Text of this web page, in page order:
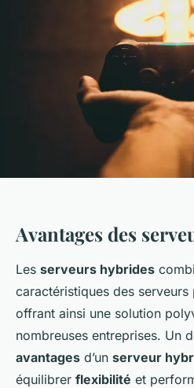
Avantages des
Les serveurs hybrides
caractéristiques des
offrant ainsi une solution
nombreuses entreprises. Un
avantages d’un serveur
équilibrer flexibilité et